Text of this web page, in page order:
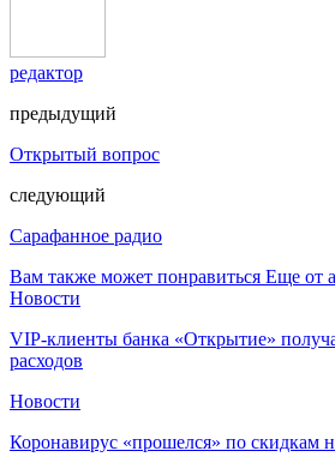
редактор
предыдущий
Открытый вопрос
следующий
Сарафанное радио
Вам также может понравиться Еще от
Новости
VIP-клиенты банка «Открытие»
расходов
Новости
Коронавирус «прошелся» по скидкам